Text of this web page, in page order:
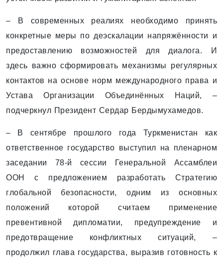
– В современных реалиях необходимо принять
конкретные меры по деэскалации напряжённости и
предоставлению возможностей для диалога. И
здесь важно сформировать механизмы регулярных
контактов на основе норм международного права и
Устава Организации Объединённых Наций, –
подчеркнул Президент Сердар Бердымухамедов.
– В сентябре прошлого года Туркменистан как
ответственное государство выступил на пленарном
заседании 78-й сессии Генеральной Ассамблеи
ООН с предложением разработать Стратегию
глобальной безопасности, одним из основных
положений которой считаем применение
превентивной дипломатии, предупреждение и
предотвращение конфликтных ситуаций, –
продолжил глава государства, выразив готовность к